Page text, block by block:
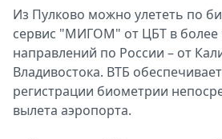
Кино
Афиша
Книги
Выставки
Пресс-
Из Пулково можно улететь по
сервис "МИГОМ" от ЦБТ в более
направлений по России – от
Владивостока. ВТБ
регистрации биометрии
вылета аэропорта.